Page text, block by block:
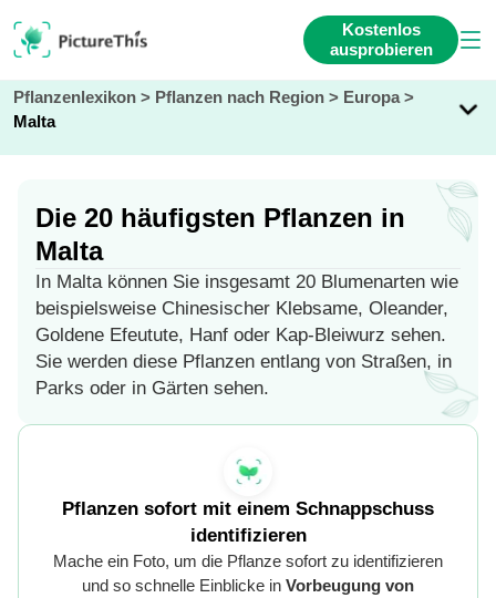
Kostenlos
ausprobieren
Pflanzenlexikon > Pflanzen nach Region > Europa>
Malta
Die 20 häufigsten Pflanzen in
Malta
In Malta können Sie insgesamt 20 Blumenarten wie
beispielsweise Chinesischer Klebsame, Oleander,
Goldene Efeutute, Hanf oder Kap-Bleiwurz sehen.
Sie werden diese Pflanzen entlang von Straßen, in
Parks oder in Gärten sehen.
Pflanzen sofort mit einem Schnappschuss
identifizieren
Mache ein Foto, um die Pflanze sofort zu identifizieren
und so schnelle Einblicke in Vorbeugung von